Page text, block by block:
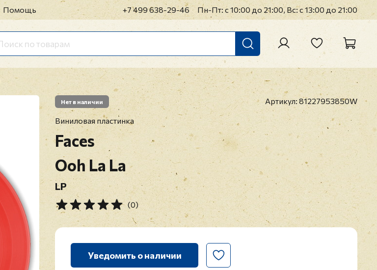
Помощь +7 499 638-29-46 Пн-Пт: с 10:00 до 21:00, Вс: с 13:00 до 21:00
Нет в наличии Артикул: 81227953850W
Виниловая пластинка
Faces
Ooh La La
LP
(0)
Уведомить о наличии